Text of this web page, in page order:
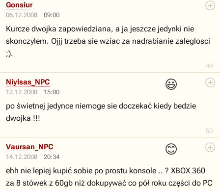
06.12.2008 09:00
49
Gonsiur
Kurcze dwojka zapowiedziana, a ja jeszcze jedynki nie
skonczylem. Ojjj trzeba sie wziac za nadrabianie zaleglosci
;).
12.12.2008 15:00
😃
50
Niylsas_NPC
po świetnej jedynce niemoge sie doczekać kiedy bedzie
dwojka !!!
14.12.2008 20:34
😊
Vaursan_NPC
ehh nie lepiej kupić sobie po prostu konsole .. ? XBOX 360
za 8 stówek z 60gb niż dokupywać co pół roku części do PC